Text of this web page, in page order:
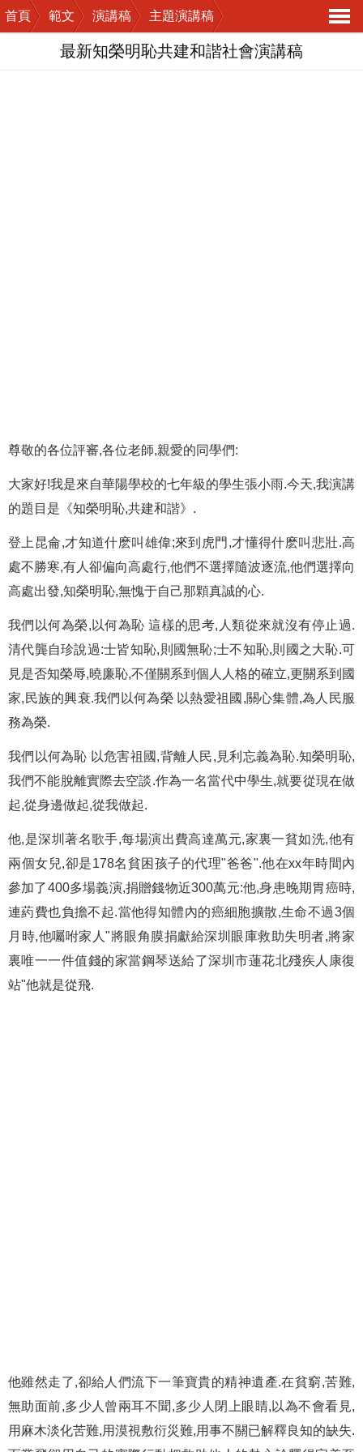
首頁 範文 演講稿
主題演講稿
導
最新知榮明恥共建和諧社會演講稿
尊敬的各位評審,各位老師,親愛的同學們:
大家好!我是來自華陽學校的七年級的學生張小雨.今天,我演講
的題目是《知榮明恥,共建和諧》.
登上昆侖,才知道什麽叫雄偉;來到虎門,才懂得什麽叫悲壯.高
處不勝寒,有人卻偏向高處行,他們不選擇隨波逐流,他們選擇向
高處出發,知榮明恥,無愧于自己那顆真誠的心.
我們以何為榮,以何為恥 這樣的思考,人類從來就沒有停止過.
清代龔自珍說過:士皆知恥,則國無恥;士不知恥,則國之大恥.可
見是否知榮辱,曉廉恥,不僅關系到個人人格的確立,更關系到國
家,民族的興衰.我們以何為榮 以熱愛祖國,關心集體,為人民服
務為榮.
我們以何為恥 以危害祖國,背離人民,見利忘義為恥.知榮明恥,
我們不能脫離實際去空談.作為一名當代中學生,就要從現在做
起,從身邊做起,從我做起.
他,是深圳著名歌手,每場演出費高達萬元,家裏一貧如洗,他有
兩個女兒,卻是178名貧困孩子的代理"爸爸".他在xx年時間內
參加了400多場義演,捐贈錢物近300萬元:他,身患晚期胃癌時,
連葯費也負擔不起.當他得知體內的癌細胞擴散,生命不過3個
月時,他囑咐家人"將眼角膜捐獻給深圳眼庫救助失明者,將家
裏唯一一件值錢的家當鋼琴送給了深圳市蓮花北殘疾人康復
站"他就是從飛.
他雖然走了,卻給人們流下一筆寶貴的精神遺產.在貧窮,苦難,
無助面前,多少人曾兩耳不聞,多少人閉上眼睛,以為不會看見,
用麻木淡化苦難,用漠視敷衍災難,用事不關已解釋良知的缺失.